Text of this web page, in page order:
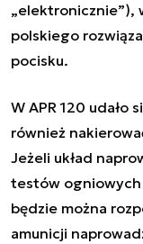
„elektronicznie”),
polskiego
pocisku.
W APR 120 udało
również
Jeżeli układ
testów
będzie można
amunicji